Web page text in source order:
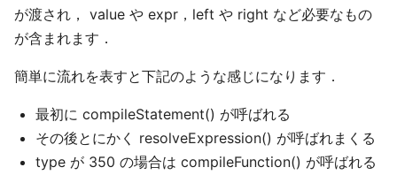
が渡され， value や expr，left や right など必要なもの
が含まれます．
簡単に流れを表すと下記のような感じになります．
最初に compileStatement() が呼ばれる
その後とにかく resolveExpression() が呼ばれまくる
type が 350 の場合は compileFunction() が呼ばれる